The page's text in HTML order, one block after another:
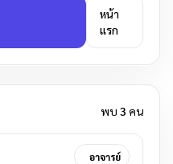
หน้า
แรก
พบ 3 คน
อาจารย์